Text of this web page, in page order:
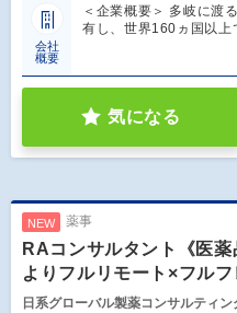
会社
概要
＜企業概要＞ 多岐に渡
有し、世界160ヵ国以
気になる
NEW 薬事
RAコンサルタント《医
よりフルリモート×フル
日系グローバル製薬コンサルティン